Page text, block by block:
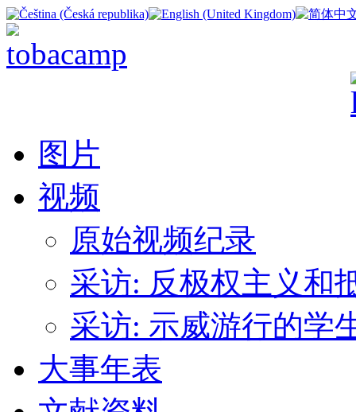
图片
视频
原始视频纪录
采访: 反极权主义和
采访: 示威游行的学
大事年表